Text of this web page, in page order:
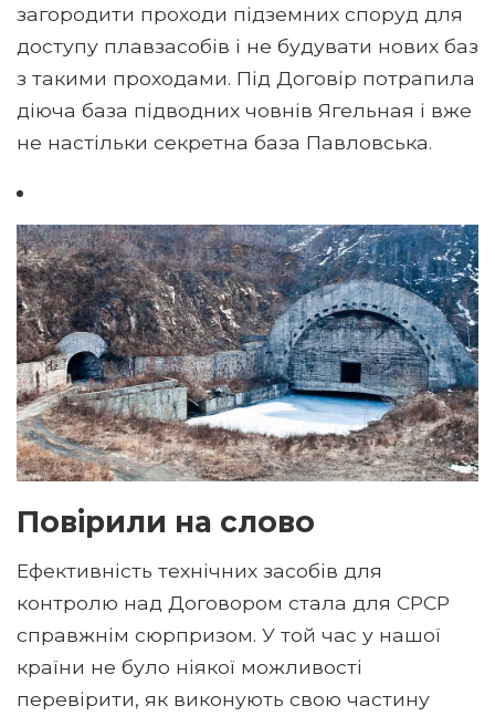
загородити проходи підземних споруд для
доступу плавзасобів і не будувати нових баз
з такими проходами. Під Договір потрапила
діюча база підводних човнів Ягельная і вже
не настільки секретна база Павловська.
Повірили на слово
Ефективність технічних засобів для
контролю над Договором стала для СРСР
справжнім сюрпризом. У той час у нашої
країни не було ніякої можливості
перевірити, як виконують свою частину